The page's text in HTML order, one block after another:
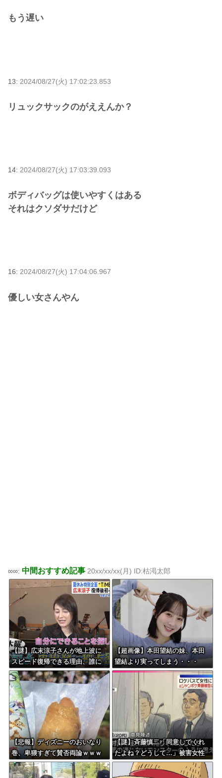
もう遅い
13: 2024/08/27(火) 17:02:23.853
リュックサックのがええんか？
14: 2024/08/27(火) 17:03:39.093
ボディバッグは使いやすくはある
それはクソダサだけど
16: 2024/08/27(火) 17:04:06.967
優しい女さんやん
∞∞: 中間おすすめ記事 20xx/xx/xx(月) ID:枯渇太郎
【謎】広末涼子さんが地上波に
スピード復帰できる理由、誰に
も分からない・・・
【超画像】本田望結の妹、本田
望結より実ってしまう・・・
【悲報】ディズニーのおいなり
巻、卑猥すぎて賛否両論ｗｗｗ
ｗｗｗｗｗ
【謎】斉藤慎二「同意してくれ
たよね？どうして…」被害女性
「彼は言葉が通じないモンスタ
ー」